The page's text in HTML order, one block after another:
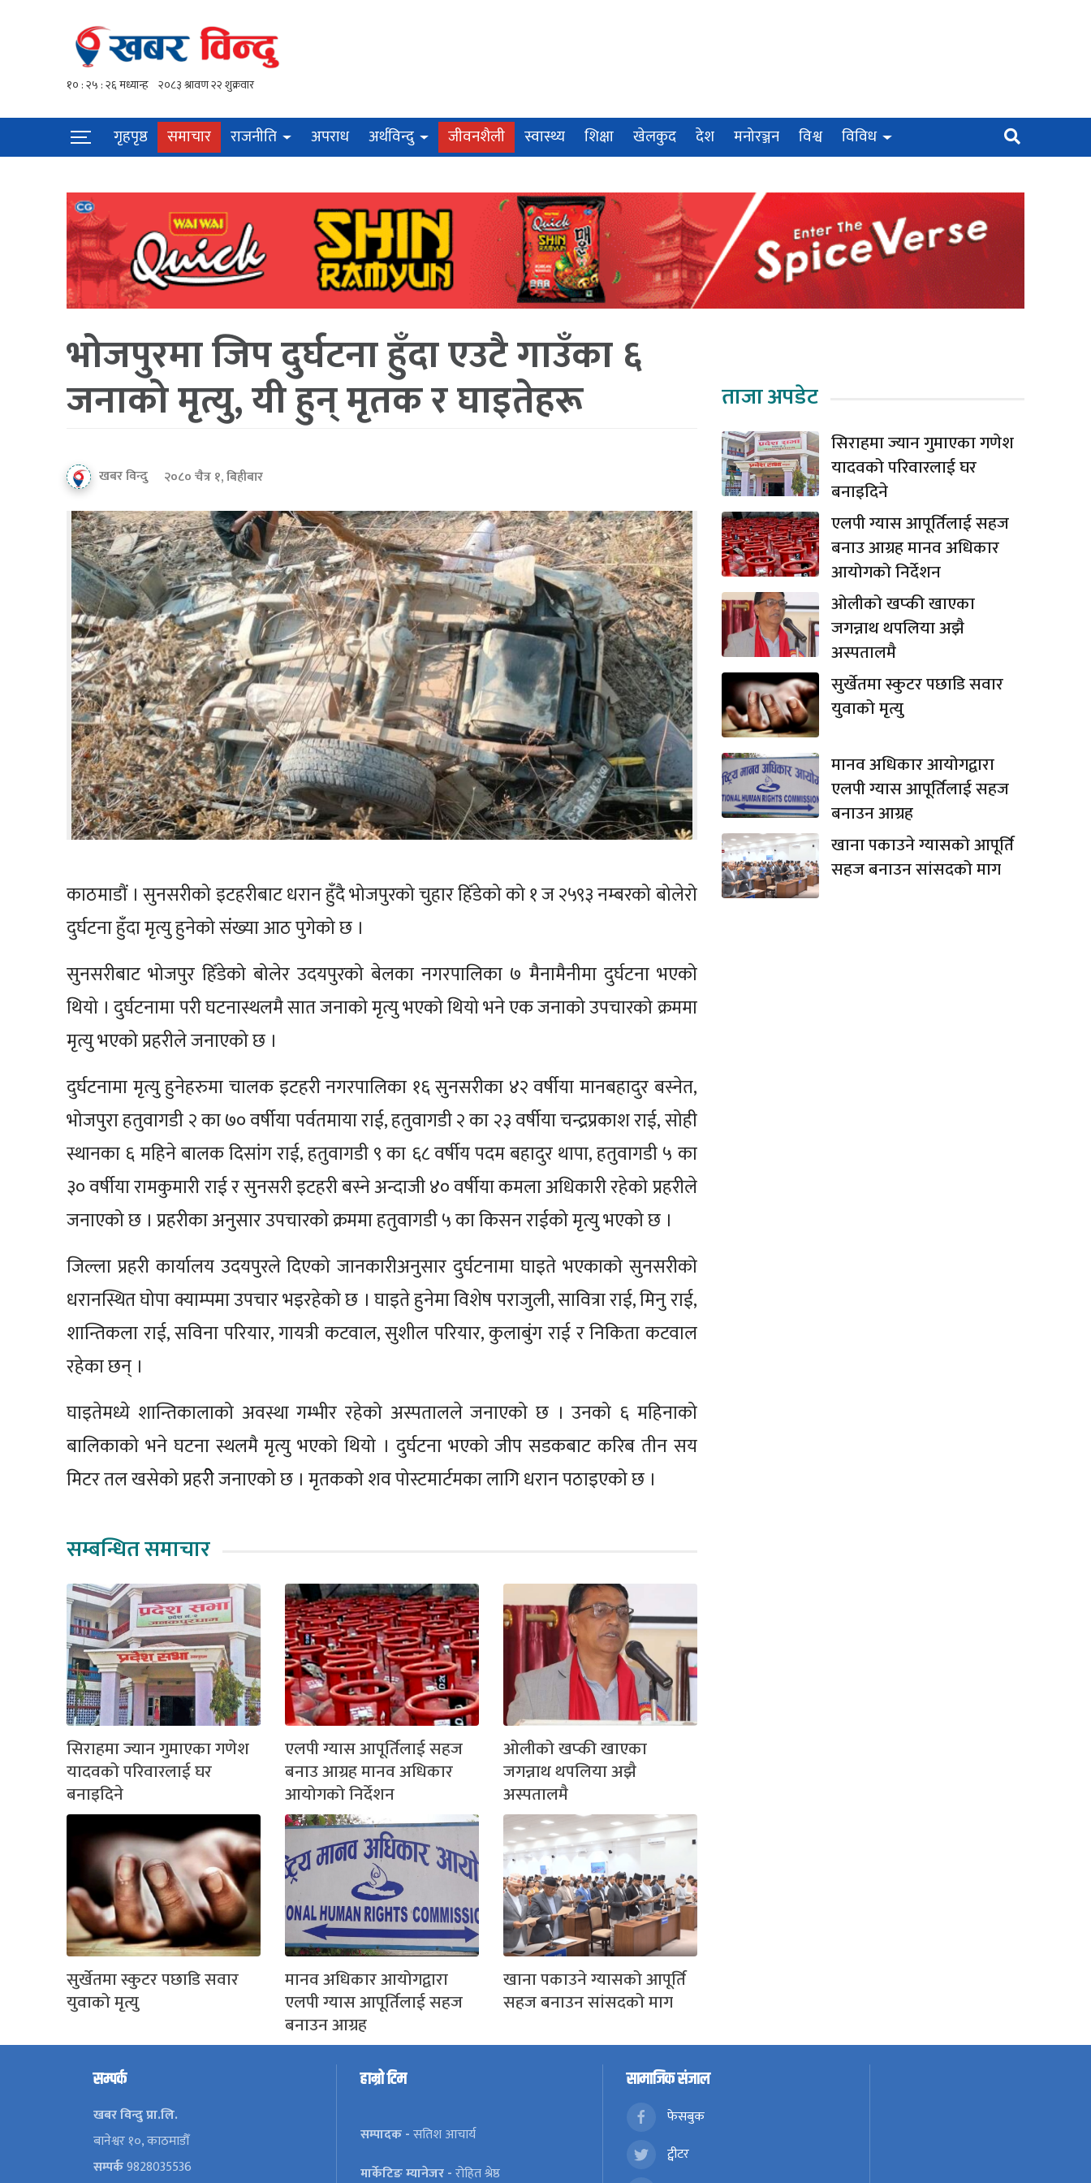
गृहपृष्ठ समाचार राजनीति अपराध अर्थविन्दु जीवनशैली स्वास्थ्य शिक्षा खेलकुद देश मनोरञ्जन विश्व विविध
भोजपुरमा जिप दुर्घटना हुँदा एउटै गाउँका ६
जनाको मृत्यु, यी हुन् मृतक र घाइतेहरू
खबर विन्दु २०८० चैत्र १, बिहीबार
काठमाडौं । सुनसरीको इटहरीबाट धरान हुँदै भोजपुरको चुहार हिँडेको को १ ज २५९३ नम्बरको बोलेरो
दुर्घटना हुँदा मृत्यु हुनेको संख्या आठ पुगेको छ ।
सुनसरीबाट भोजपुर हिँडेको बोलेर उदयपुरको बेलका नगरपालिका ७ मैनामैनीमा दुर्घटना भएको
थियो । दुर्घटनामा परी घटनास्थलमै सात जनाको मृत्यु भएको थियो भने एक जनाको उपचारको क्रममा
मृत्यु भएको प्रहरीले जनाएको छ ।
दुर्घटनामा मृत्यु हुनेहरुमा चालक इटहरी नगरपालिका १६ सुनसरीका ४२ वर्षीया मानबहादुर बस्नेत,
भोजपुरा हतुवागडी २ का ७० वर्षीया पर्वतमाया राई, हतुवागडी २ का २३ वर्षीया चन्द्रप्रकाश राई, सोही
स्थानका ६ महिने बालक दिसांग राई, हतुवागडी ९ का ६८ वर्षीय पदम बहादुर थापा, हतुवागडी ५ का
३० वर्षीया रामकुमारी राई र सुनसरी इटहरी बस्ने अन्दाजी ४० वर्षीया कमला अधिकारी रहेको प्रहरीले
जनाएको छ । प्रहरीका अनुसार उपचारको क्रममा हतुवागडी ५ का किसन राईको मृत्यु भएको छ ।
जिल्ला प्रहरी कार्यालय उदयपुरले दिएको जानकारीअनुसार दुर्घटनामा घाइते भएकाको सुनसरीको
धरानस्थित घोपा क्याम्पमा उपचार भइरहेको छ । घाइते हुनेमा विशेष पराजुली, सावित्रा राई, मिनु राई,
शान्तिकला राई, सविना परियार, गायत्री कटवाल, सुशील परियार, कुलाबुंग राई र निकिता कटवाल
रहेका छन् ।
घाइतेमध्ये शान्तिकालाको अवस्था गम्भीर रहेको अस्पतालले जनाएको छ । उनको ६ महिनाको
बालिकाको भने घटना स्थलमै मृत्यु भएको थियो । दुर्घटना भएको जीप सडकबाट करिब तीन सय
मिटर तल खसेको प्रहरीे जनाएको छ । मृतकको शव पोस्टमार्टमका लागि धरान पठाइएको छ ।
सम्बन्धित समाचार
सिराहमा ज्यान गुमाएका गणेश
यादवको परिवारलाई घर
बनाइदिने
एलपी ग्यास आपूर्तिलाई सहज
बनाउ आग्रह मानव अधिकार
आयोगको निर्देशन
ओलीको खप्की खाएका
जगन्नाथ थपलिया अझै
अस्पतालमै
सुर्खेतमा स्कुटर पछाडि सवार
युवाको मृत्यु
मानव अधिकार आयोगद्वारा
एलपी ग्यास आपूर्तिलाई सहज
बनाउन आग्रह
खाना पकाउने ग्यासको आपूर्ति
सहज बनाउन सांसदको माग
ताजा अपडेट
सिराहमा ज्यान गुमाएका गणेश
यादवको परिवारलाई घर
बनाइदिने
एलपी ग्यास आपूर्तिलाई सहज
बनाउ आग्रह मानव अधिकार
आयोगको निर्देशन
ओलीको खप्की खाएका
जगन्नाथ थपलिया अझै
अस्पतालमै
सुर्खेतमा स्कुटर पछाडि सवार
युवाको मृत्यु
मानव अधिकार आयोगद्वारा
एलपी ग्यास आपूर्तिलाई सहज
बनाउन आग्रह
खाना पकाउने ग्यासको आपूर्ति
सहज बनाउन सांसदको माग
सम्पर्क
खबर विन्दु प्रा.लि.
बानेश्वर १०, काठमाडौँ
सम्पर्क9828035536
हाम्रो टिम
सम्पादक -सतिश आचार्य
मार्केटिङ म्यानेजर -रोहित श्रेष्ठ
सामाजिक संजाल
फेसबुक
ट्वीटर